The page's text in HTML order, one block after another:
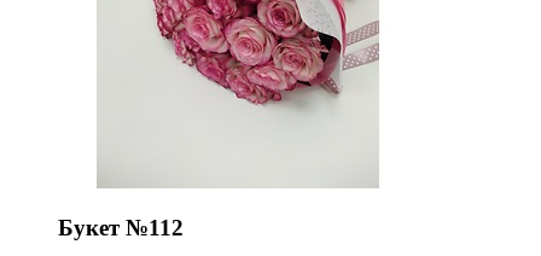
Букет №112